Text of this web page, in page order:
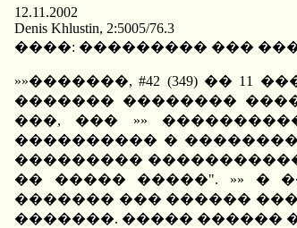
12.11.2002
Denis Khlustin, 2:5005/76.3
����: ��������� ���
»»�������, #42 (349) ��
������� ��������
���, ��� »»
���������� �
���������
�� ����� �����". »» �
������� ��� ������
�������. ����� ������